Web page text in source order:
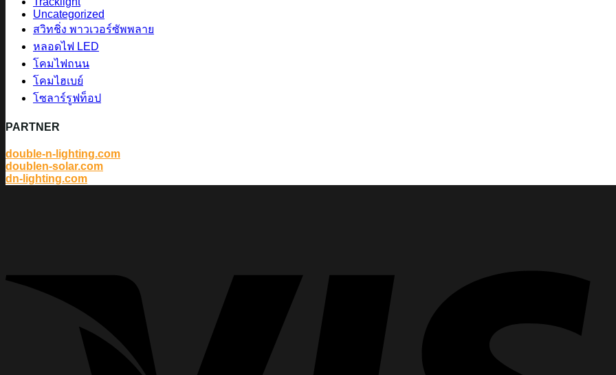
Uncategorized
สวิทชิ่ง พาวเวอร์ซัพพลาย
หลอดไฟ LED
โคมไฟถนน
โคมไฮเบย์
โซลาร์รูฟท็อป
PARTNER
double-n-lighting.com
doublen-solar.com
dn-lighting.com